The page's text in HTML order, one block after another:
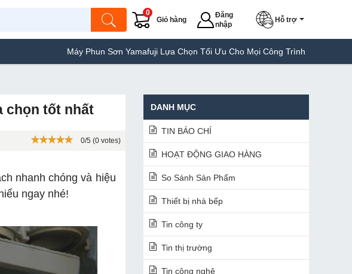
Giỏ hàng
0
Đăng
nhập
Hỗ trợ
Máy Phun Sơn Yamafuji Lựa Chọn Tối Ưu Cho Mọi Công Trình Máy Hàn Túi Yamafuji
chọn tốt nhất
0/5 (0 votes)
nhanh chóng và hiệu
ngay nhé!
DANH MỤC
TIN BÁO CHÍ
HOẠT ĐỘNG GIAO HÀNG
So Sánh Sản Phẩm
Thiết bị nhà bếp
Tin công ty
Tin thị trường
Tin công nghệ